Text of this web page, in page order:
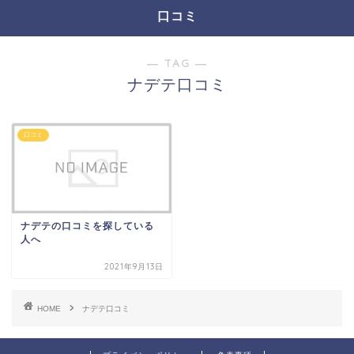
口コミ
― TAG ―
ナデテ口コミ
口コミ
ナデテの口コミを探している
人へ
2021年9月13日
HOME ナデテ口コミ